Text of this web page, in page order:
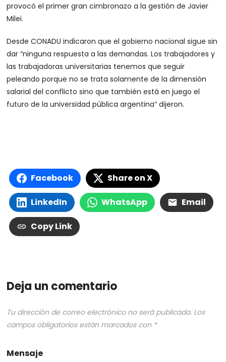
provocó el primer gran cimbronazo a la gestión de Javier
Milei.
Desde CONADU indicaron que el gobierno nacional sigue sin
dar “ninguna respuesta a las demandas. Los trabajadores y
las trabajadoras universitarias tenemos que seguir
peleando porque no se trata solamente de la dimensión
salarial del conflicto sino que también está en juego el
futuro de la universidad pública argentina” dijeron.
Facebook Share on X
LinkedIn WhatsApp Email
Copy Link
Deja un comentario
Tu dirección de correo electrónico no será publicada. Los
campos obligatorios están marcados con *
Mensaje